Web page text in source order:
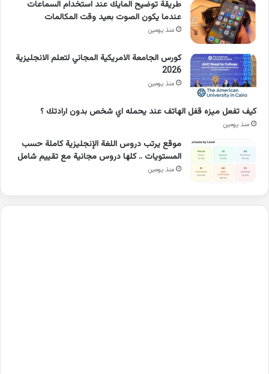
طريقة توضيح المايك عند استخدام السماعات
عندما يكون الصوت بعيد وقت المكالمات
منذ يومين
كورس الجامعة الامريكية المجاني لتعلم الانجليزية
2026
منذ يومين
كيف تفعل ميزه قفل الهاتف عند يحمله اي شخص بدون ارادتك ؟
منذ يومين
موقع يرتب دروس اللغة الإنجليزية كاملة حسب
المستويات .. كلها دروس مجانية مع تقييم شامل
منذ يومين